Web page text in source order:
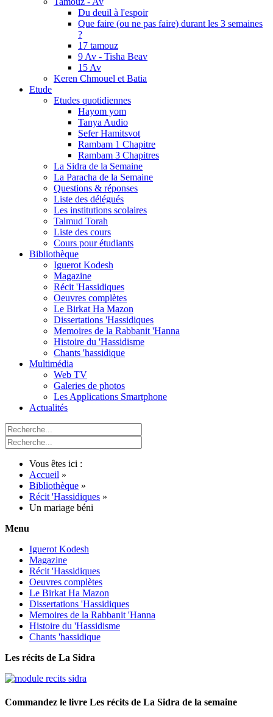
Du deuil à l'espoir
Que faire (ou ne pas faire) durant les 3 semaines
?
17 tamouz
9 Av - Tisha Beav
15 Av
Keren Chmouel et Batia
Etude
Etudes quotidiennes
Hayom yom
Tanya Audio
Sefer Hamitsvot
Rambam 1 Chapitre
Rambam 3 Chapitres
La Sidra de la Semaine
La Paracha de la Semaine
Questions & réponses
Liste des délégués
Les institutions scolaires
Talmud Torah
Liste des cours
Cours pour étudiants
Bibliothèque
Iguerot Kodesh
Magazine
Récit 'Hassidiques
Oeuvres complètes
Le Birkat Ha Mazon
Dissertations 'Hassidiques
Memoires de la Rabbanit 'Hanna
Histoire du 'Hassidisme
Chants 'hassidique
Multimédia
Web TV
Galeries de photos
Les Applications Smartphone
Actualités
Vous êtes ici :
Accueil »
Bibliothèque »
Récit 'Hassidiques »
Un mariage béni
Menu
Iguerot Kodesh
Magazine
Récit 'Hassidiques
Oeuvres complètes
Le Birkat Ha Mazon
Dissertations 'Hassidiques
Memoires de la Rabbanit 'Hanna
Histoire du 'Hassidisme
Chants 'hassidique
Les récits de La Sidra
Commandez le livre Les récits de La Sidra de la semaine